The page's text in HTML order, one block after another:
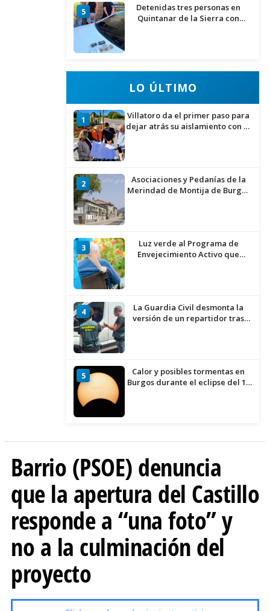
5
Detenidas tres personas en
Quintanar de la Sierra con
LO ÚLTIMO
1
Villatoro da el primer paso para
dejar atrás su aislamiento con el
2
Asociaciones y Pedanías de la
Merindad de Montija de Burgos
3
Luz verde al Programa de
Envejecimiento Activo que
4
La Guardia Civil desmonta la
versión de un repartidor tras
5
Calor y posibles tormentas en
Burgos durante el eclipse del 12
Barrio (PSOE) denuncia
que la apertura del Castillo
responde a “una foto” y
no a la culminación del
proyecto